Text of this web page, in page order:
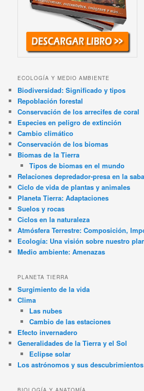
ECOLOGÍA Y MEDIO AMBIENTE
Biodiversidad: Significado y tipos
Repoblación forestal
Conservación de los arrecifes de coral
Especies en peligro de extinción
Cambio climático
Conservación de los biomas
Biomas de la Tierra
Tipos de biomas en el mundo
Relaciones depredador-presa en la
Ciclo de vida de plantas y animales
Planeta Tierra: Adaptaciones
Suelos y rocas
Ciclos en la naturaleza
Atmósfera Terrestre: Composición,
Ecología: Una visión sobre nuestro
Medio ambiente: Amenazas
PLANETA TIERRA
Surgimiento de la vida
Clima
Las nubes
Cambio de las estaciones
Efecto invernadero
Generalidades de la Tierra y el Sol
Eclipse solar
Los astrónomos y sus descubrimientos